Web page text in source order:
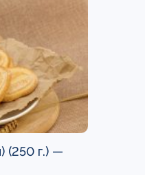
(250 г.) —